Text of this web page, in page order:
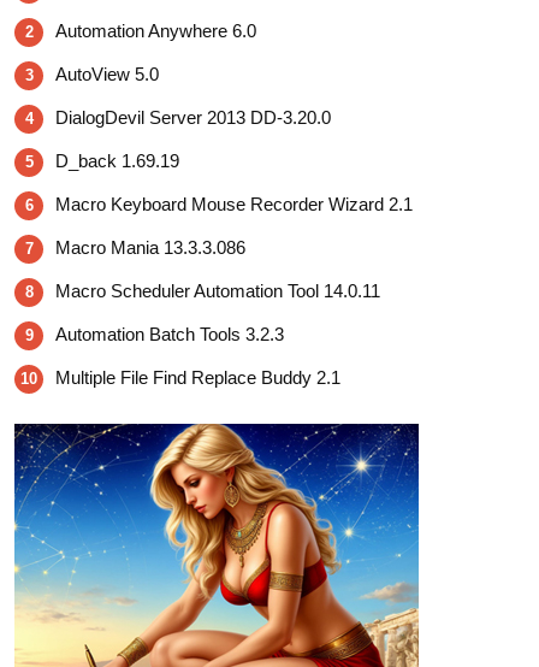
2 Automation Anywhere 6.0
3 AutoView 5.0
4 DialogDevil Server 2013 DD-3.20.0
5 D_back 1.69.19
6 Macro Keyboard Mouse Recorder Wizard 2.1
7 Macro Mania 13.3.3.086
8 Macro Scheduler Automation Tool 14.0.11
9 Automation Batch Tools 3.2.3
10 Multiple File Find Replace Buddy 2.1